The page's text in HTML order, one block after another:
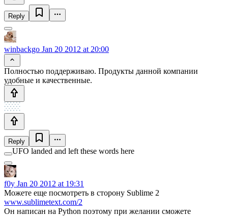
Reply
winbackgo Jan 20 2012 at 20:00
Полностью поддерживаю. Продукты данной компании
удобные и качественные.
Reply
UFO landed and left these words here
f0y Jan 20 2012 at 19:31
Можете еще посмотреть в сторону Sublime 2
www.sublimetext.com/2
Он написан на Python поэтому при желании сможете